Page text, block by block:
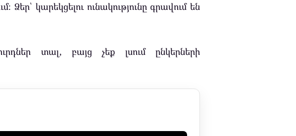
կարեկցելու ունակությունը գրավում են
տալ, բայց չեք լսում ընկերների